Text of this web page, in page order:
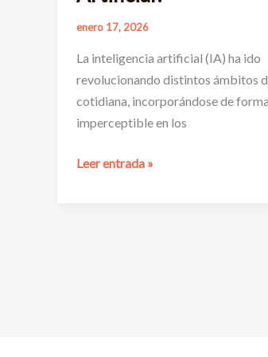
enero 17, 2026
La inteligencia artificial (IA) ha ido
revolucionando distintos ámbitos
cotidiana, incorporándose de
imperceptible en los
¿Qué
Leer entrada »